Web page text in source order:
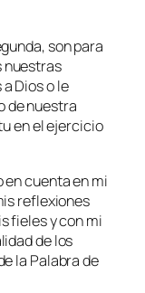
son para
nuestras
Dios o le
de nuestra
en el ejercicio
en cuenta en mi
reflexiones
fieles y con mi
de los
la Palabra de